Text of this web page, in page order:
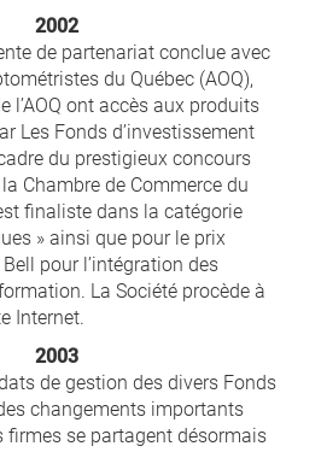
2002
de partenariat conclue avec
du Québec (AOQ),
l’AOQ ont accès aux produits
Les Fonds d’investissement
du prestigieux concours
Chambre de Commerce du
finaliste dans la catégorie
» ainsi que pour le prix
pour l’intégration des
La Société procède à
Internet.
2003
de gestion des divers Fonds
changements importants
firmes se partagent désormais